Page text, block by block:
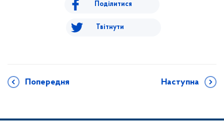
Поділитися
Твітнути
Попередня Наступна